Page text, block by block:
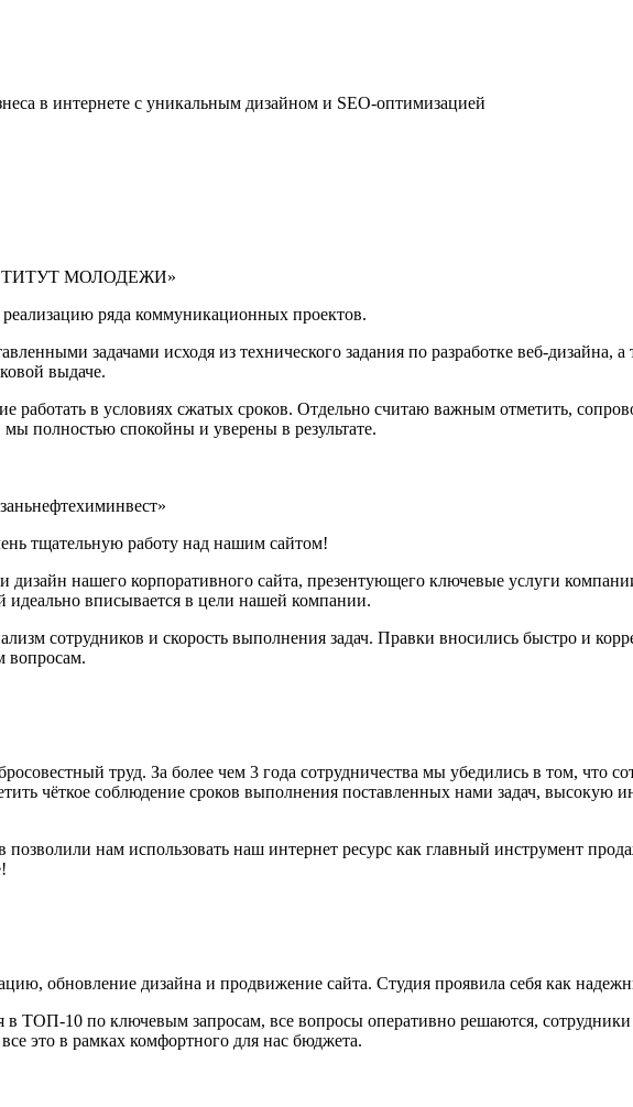
в интернете с уникальным дизайном и SEO-оптимизацией
МОЛОДЕЖИ»
ряда коммуникационных проектов.
задачами исходя из технического задания по разработке веб-дизайна,
выдаче.
работать в условиях сжатых сроков. Отдельно считаю важным отметить,
полностью спокойны и уверены в результате.
тщательную работу над нашим сайтом!
дизайн нашего корпоративного сайта, презентующего ключевые услуги
вписывается в цели нашей компании.
сотрудников и скорость выполнения задач. Правки вносились быстро и
вопросам.
труд. За более чем 3 года сотрудничества мы убедились в том, что
чёткое соблюдение сроков выполнения поставленных нами задач,
нам использовать наш интернет ресурс как главный инструмент
обновление дизайна и продвижение сайта. Студия проявила себя как
в ТОП-10 по ключевым запросам, все вопросы оперативно решаются,
это в рамках комфортного для нас бюджета.